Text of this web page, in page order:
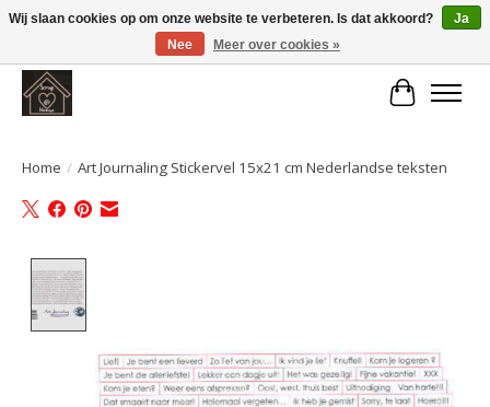
Large selection of products and fast shipping!
Home / Art Journaling Stickervel 15x21 cm Nederlandse teksten
Wij slaan cookies op om onze website te verbeteren. Is dat akkoord?
Ja
Nee
Meer over cookies »